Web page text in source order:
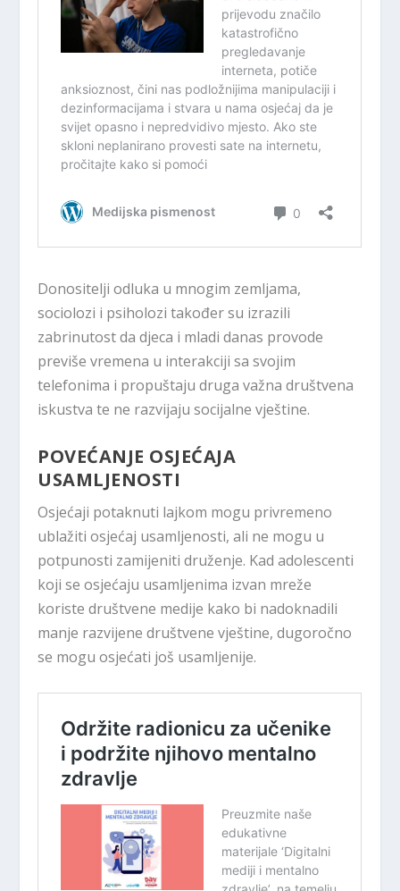
Donositelji odluka u mnogim zemljama,
sociolozi i psiholozi također su izrazili
zabrinutost da djeca i mladi danas provode
previše vremena u interakciji sa svojim
telefonima i propuštaju druga važna društvena
iskustva te ne razvijaju socijalne vještine.
POVEĆANJE OSJEĆAJA
USAMLJENOSTI
Osjećaji potaknuti lajkom mogu privremeno
ublažiti osjećaj usamljenosti, ali ne mogu u
potpunosti zamijeniti druženje. Kad adolescenti
koji se osjećaju usamljenima izvan mreže
koriste društvene medije kako bi nadoknadili
manje razvijene društvene vještine, dugoročno
se mogu osjećati još usamljenije.